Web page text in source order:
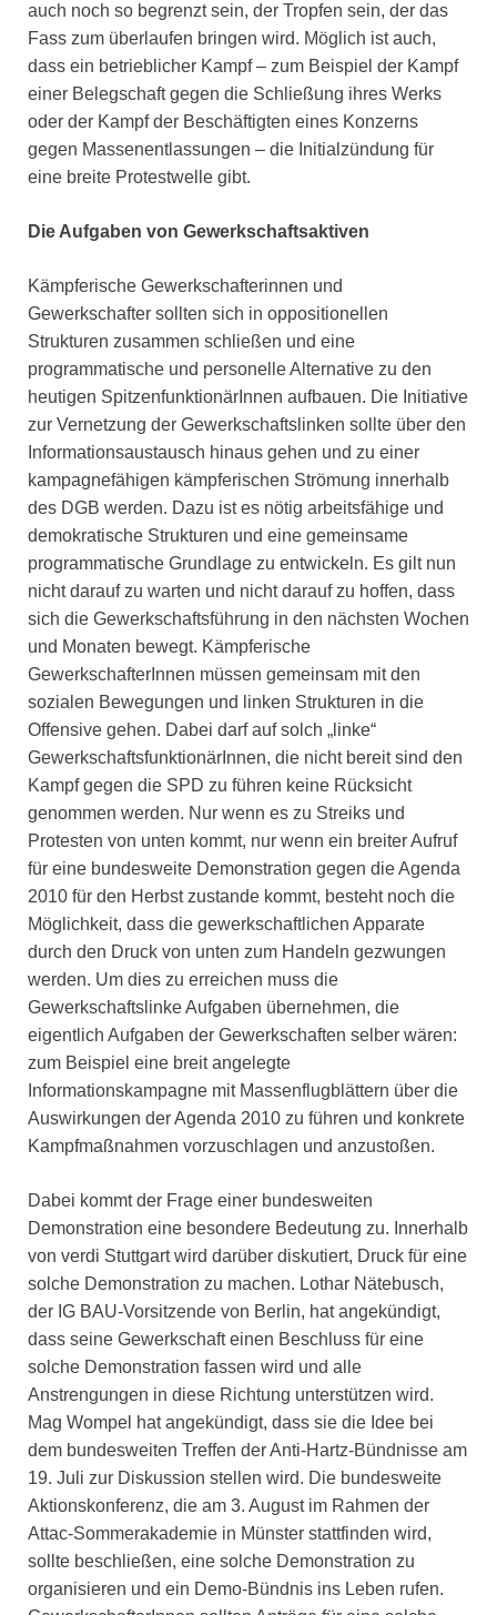
auch noch so begrenzt sein, der Tropfen sein, der das
Fass zum überlaufen bringen wird. Möglich ist auch,
dass ein betrieblicher Kampf – zum Beispiel der Kampf
einer Belegschaft gegen die Schließung ihres Werks
oder der Kampf der Beschäftigten eines Konzerns
gegen Massenentlassungen – die Initialzündung für
eine breite Protestwelle gibt.
Die Aufgaben von Gewerkschaftsaktiven
Kämpferische Gewerkschafterinnen und
Gewerkschafter sollten sich in oppositionellen
Strukturen zusammen schließen und eine
programmatische und personelle Alternative zu den
heutigen SpitzenfunktionärInnen aufbauen. Die Initiative
zur Vernetzung der Gewerkschaftslinken sollte über den
Informationsaustausch hinaus gehen und zu einer
kampagnefähigen kämpferischen Strömung innerhalb
des DGB werden. Dazu ist es nötig arbeitsfähige und
demokratische Strukturen und eine gemeinsame
programmatische Grundlage zu entwickeln. Es gilt nun
nicht darauf zu warten und nicht darauf zu hoffen, dass
sich die Gewerkschaftsführung in den nächsten Wochen
und Monaten bewegt. Kämpferische
GewerkschafterInnen müssen gemeinsam mit den
sozialen Bewegungen und linken Strukturen in die
Offensive gehen. Dabei darf auf solch „linke“
GewerkschaftsfunktionärInnen, die nicht bereit sind den
Kampf gegen die SPD zu führen keine Rücksicht
genommen werden. Nur wenn es zu Streiks und
Protesten von unten kommt, nur wenn ein breiter Aufruf
für eine bundesweite Demonstration gegen die Agenda
2010 für den Herbst zustande kommt, besteht noch die
Möglichkeit, dass die gewerkschaftlichen Apparate
durch den Druck von unten zum Handeln gezwungen
werden. Um dies zu erreichen muss die
Gewerkschaftslinke Aufgaben übernehmen, die
eigentlich Aufgaben der Gewerkschaften selber wären:
zum Beispiel eine breit angelegte
Informationskampagne mit Massenflugblättern über die
Auswirkungen der Agenda 2010 zu führen und konkrete
Kampfmaßnahmen vorzuschlagen und anzustoßen.
Dabei kommt der Frage einer bundesweiten
Demonstration eine besondere Bedeutung zu. Innerhalb
von verdi Stuttgart wird darüber diskutiert, Druck für eine
solche Demonstration zu machen. Lothar Nätebusch,
der IG BAU-Vorsitzende von Berlin, hat angekündigt,
dass seine Gewerkschaft einen Beschluss für eine
solche Demonstration fassen wird und alle
Anstrengungen in diese Richtung unterstützen wird.
Mag Wompel hat angekündigt, dass sie die Idee bei
dem bundesweiten Treffen der Anti-Hartz-Bündnisse am
19. Juli zur Diskussion stellen wird. Die bundesweite
Aktionskonferenz, die am 3. August im Rahmen der
Attac-Sommerakademie in Münster stattfinden wird,
sollte beschließen, eine solche Demonstration zu
organisieren und ein Demo-Bündnis ins Leben rufen.